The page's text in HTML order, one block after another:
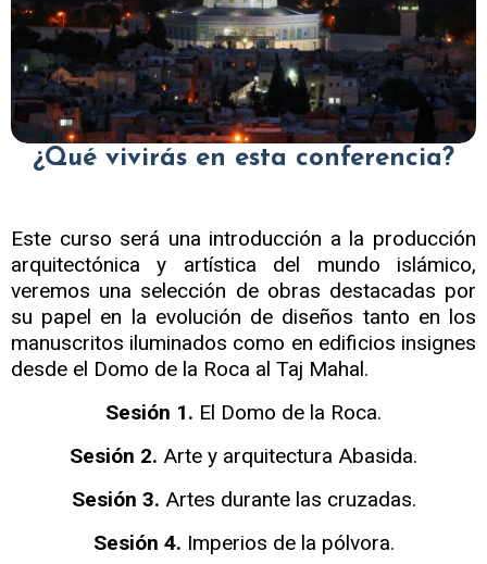
¿Qué vivirás en esta conferencia?
Este curso será una introducción a la producción
arquitectónica y artística del mundo islámico,
veremos una selección de obras destacadas por
su papel en la evolución de diseños tanto en los
manuscritos iluminados como en edificios insignes
desde el Domo de la Roca al Taj Mahal.
Sesión 1. El Domo de la Roca.
Sesión 2. Arte y arquitectura Abasida.
Sesión 3. Artes durante las cruzadas.
Sesión 4. Imperios de la pólvora.